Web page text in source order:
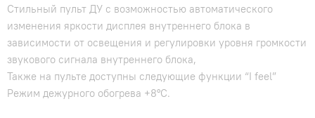
Стильный пульт ДУ с возможностью автоматического
изменения яркости дисплея внутреннего блока в
зависимости от освещения и регулировки уровня громкости
звукового сигнала внутреннего блока,
Также на пульте доступны следующие функции “I feel”
Режим дежурного обогрева +8°C.